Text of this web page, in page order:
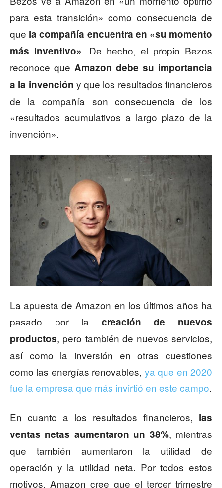
para esta transición» como consecuencia de
que la compañía encuentra en «su momento
más inventivo». De hecho, el propio Bezos
reconoce que Amazon debe su importancia
a la invención y que los resultados financieros
de la compañía son consecuencia de los
«resultados acumulativos a largo plazo de la
invención».
La apuesta de Amazon en los últimos años ha
pasado por la creación de nuevos
productos, pero también de nuevos servicios,
así como la inversión en otras cuestiones
como las energías renovables, ya que en 2020
fue la empresa que más invirtió en este campo.
En cuanto a los resultados financieros, las
ventas netas aumentaron un 38%, mientras
que también aumentaron la utilidad de
operación y la utilidad neta. Por todos estos
motivos, Amazon cree que el tercer trimestre